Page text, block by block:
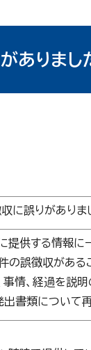
ありまし
に誤りがありま
提供する情報に
誤徴収がある
情、経過を説
書類について